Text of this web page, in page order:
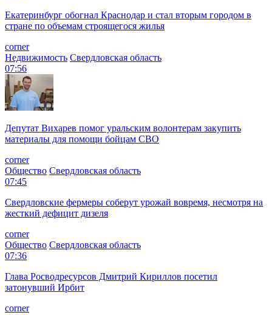
Екатеринбург обогнал Краснодар и стал вторым городом в
стране по объемам строящегося жилья
corner
Недвижимость Свердловская область
07:56
Депутат Вихарев помог уральским волонтерам закупить
материалы для помощи бойцам СВО
corner
Общество Свердловская область
07:45
Свердловские фермеры соберут урожай вовремя, несмотря на
жесткий дефицит дизеля
corner
Общество Свердловская область
07:36
Глава Росводресурсов Дмитрий Кириллов посетил
затонувший Ирбит
corner